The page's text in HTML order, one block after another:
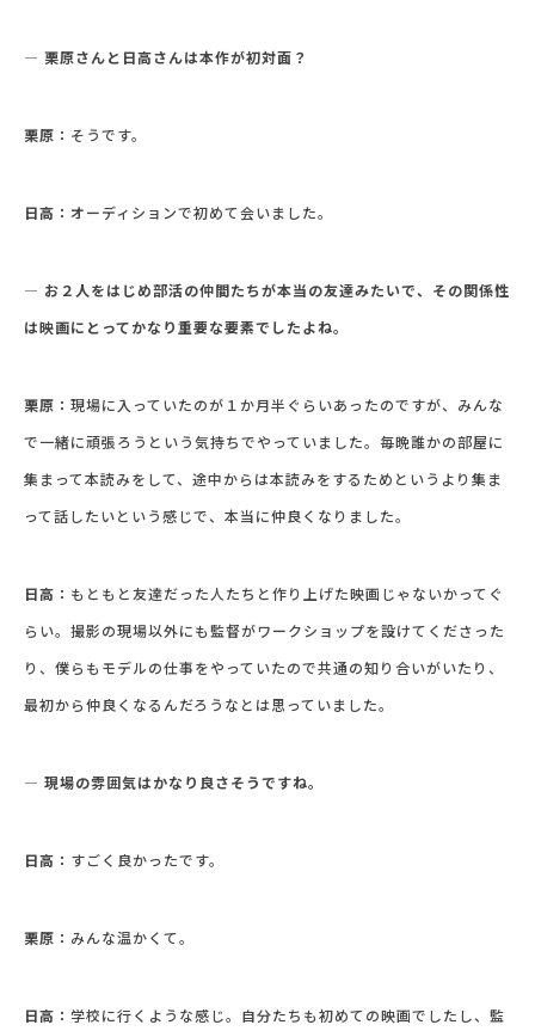
― 栗原さんと日高さんは本作が初対面？
栗原： そうです。
日高： オーディションで初めて会いました。
― お２人をはじめ部活の仲間たちが本当の友達みたいで、その関係性
は映画にとってかなり重要な要素でしたよね。
栗原： 現場に入っていたのが１か月半ぐらいあったのですが、みんな
で一緒に頑張ろうという気持ちでやっていました。毎晩誰かの部屋に
集まって本読みをして、途中からは本読みをするためというより集ま
って話したいという感じで、本当に仲良くなりました。
日高： もともと友達だった人たちと作り上げた映画じゃないかってぐ
らい。撮影の現場以外にも監督がワークショップを設けてくださった
り、僕らもモデルの仕事をやっていたので共通の知り合いがいたり、
最初から仲良くなるんだろうなとは思っていました。
― 現場の雰囲気はかなり良さそうですね。
日高： すごく良かったです。
栗原： みんな温かくて。
日高： 学校に行くような感じ。自分たちも初めての映画でしたし、監